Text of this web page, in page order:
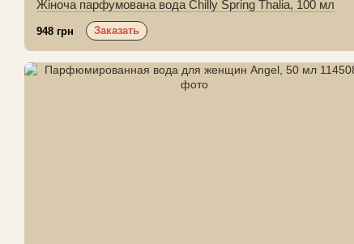
Жіноча парфумована вода Chilly Spring Thalia, 100 мл
948 грн Заказать